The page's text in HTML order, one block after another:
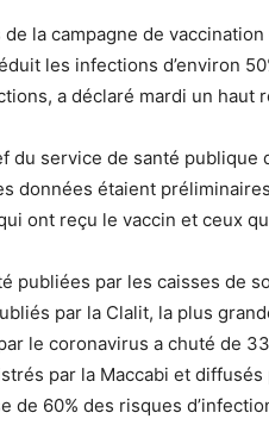
la campagne de
les infections d’environ
a déclaré mardi un haut
du service de santé publique
données étaient
ont reçu le vaccin et ceux
publiées par les caisses de
par la Clalit, la plus
le coronavirus a chuté de
par la Maccabi et
de 60% des risques